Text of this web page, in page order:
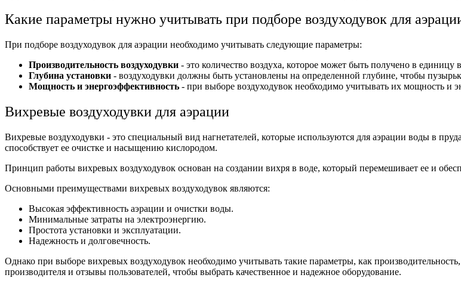
Какие параметры нужно учитывать при подборе воздуходувок для
При подборе воздуходувок для аэрации необходимо учитывать следующие параметры:
Производительность воздуходувки - это количество воздуха, которое может быть получено в
Глубина установки - воздуходувки должны быть установлены на определенной глубине, чтобы
Мощность и энергоэффективность - при выборе воздуходувок необходимо учитывать их мощность и
Вихревые воздуходувки для аэрации
Вихревые воздуходувки - это специальный вид нагнетателей, которые используются для аэрации воды в
способствует ее очистке и насыщению кислородом.
Принцип работы вихревых воздуходувок основан на создании вихря в воде, который перемешивает ее и
Основными преимуществами вихревых воздуходувок являются:
Высокая эффективность аэрации и очистки воды.
Минимальные затраты на электроэнергию.
Простота установки и эксплуатации.
Надежность и долговечность.
Однако при выборе вихревых воздуходувок необходимо учитывать такие параметры, как
производителя и отзывы пользователей, чтобы выбрать качественное и надежное оборудование.